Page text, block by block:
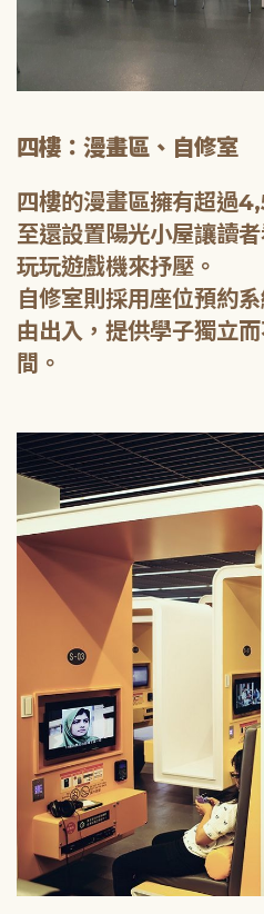
四樓：漫畫區、自修室
四樓的漫畫區擁有超過
至還設置陽光小屋讓讀
玩玩遊戲機來抒壓。
自修室則採用座位預約
由出入，提供學子獨立
間。